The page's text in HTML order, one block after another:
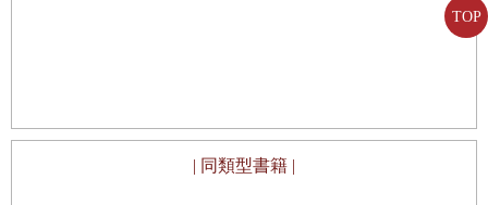
TOP
| 同類型書籍 |